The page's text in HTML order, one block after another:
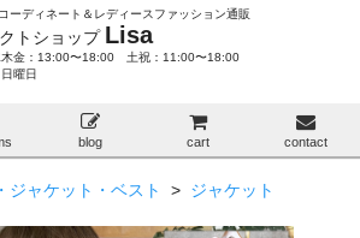
ーディネート＆レディースファッション通販
トショップ Lisa
木金：13:00〜18:00 土祝：11:00〜18:00
曜日
blog cart contact
ジャケット・ベスト > ジャケット